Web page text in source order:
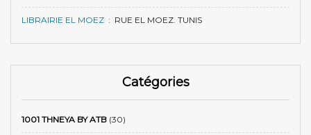
LIBRAIRIE EL MOEZ : RUE EL MOEZ. TUNIS
Catégories
1001 THNEYA BY ATB (30)